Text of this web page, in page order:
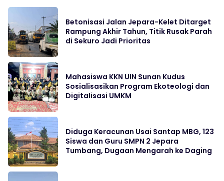
Betonisasi Jalan Jepara-Kelet Ditarget
Rampung Akhir Tahun, Titik Rusak Parah
di Sekuro Jadi Prioritas
Mahasiswa KKN UIN Sunan Kudus
Sosialisasikan Program Ekoteologi dan
Digitalisasi UMKM
Diduga Keracunan Usai Santap MBG, 123
Siswa dan Guru SMPN 2 Jepara
Tumbang, Dugaan Mengarah ke Daging